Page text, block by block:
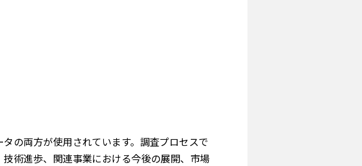
の両方が使用されています。調査プロセスで
術進歩、関連事業における今後の展開、市場